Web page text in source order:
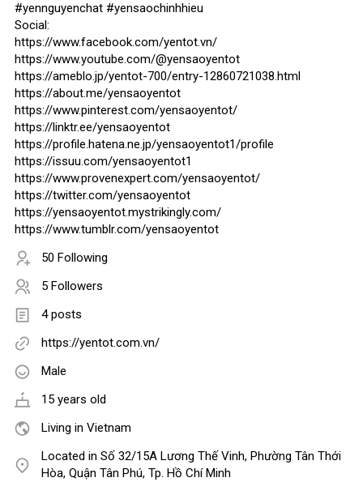
#yennguyenchat #yensaochinhhieu
Social:
https://www.facebook.com/yentot.vn/
https://www.youtube.com/@yensaoyentot
https://ameblo.jp/yentot-700/entry-12860721038.html
https://about.me/yensaoyentot
https://www.pinterest.com/yensaoyentot/
https://linktr.ee/yensaoyentot
https://profile.hatena.ne.jp/yensaoyentot1/profile
https://issuu.com/yensaoyentot1
https://www.provenexpert.com/yensaoyentot/
https://twitter.com/yensaoyentot
https://yensaoyentot.mystrikingly.com/
https://www.tumblr.com/yensaoyentot
50 Following
5 Followers
4 posts
https://yentot.com.vn/
Male
15 years old
Living in Vietnam
Located in Số 32/15A Lương Thế Vinh, Phường Tân Thới
Hòa, Quận Tân Phú, Tp. Hồ Chí Minh